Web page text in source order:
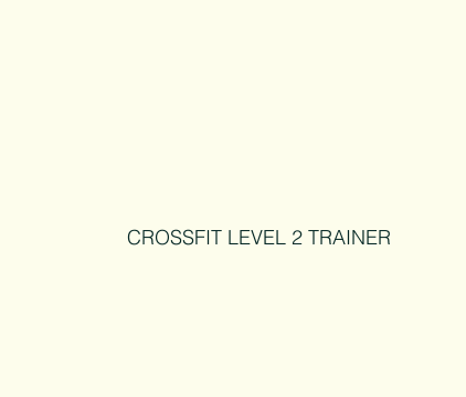
CROSSFIT LEVEL 2 TRAINER